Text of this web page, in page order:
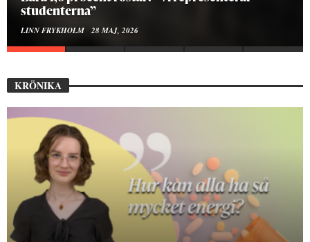
Hur bygger man en Lundakarneval?
ELISE RALSTON SAMUELSON 24 MAJ, 2026
KRÖNIKA